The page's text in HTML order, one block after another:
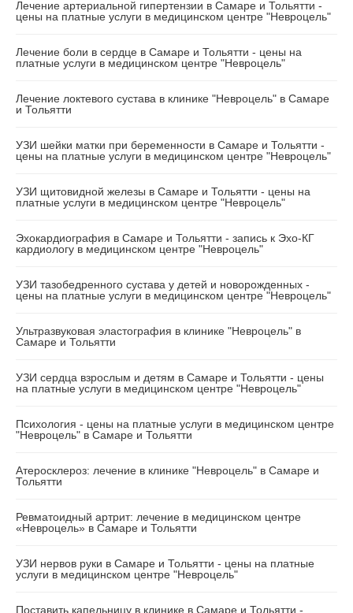
Лечение артериальной гипертензии в Самаре и Тольятти -
цены на платные услуги в медицинском центре "Невроцель"
Лечение боли в сердце в Самаре и Тольятти - цены на
платные услуги в медицинском центре "Невроцель"
Лечение локтевого сустава в клинике "Невроцель" в Самаре
и Тольятти
УЗИ шейки матки при беременности в Самаре и Тольятти -
цены на платные услуги в медицинском центре "Невроцель"
УЗИ щитовидной железы в Самаре и Тольятти - цены на
платные услуги в медицинском центре "Невроцель"
Эхокардиография в Самаре и Тольятти - запись к Эхо-КГ
кардиологу в медицинском центре "Невроцель"
УЗИ тазобедренного сустава у детей и новорожденных -
цены на платные услуги в медицинском центре "Невроцель"
Ультразвуковая эластография в клинике "Невроцель" в
Самаре и Тольятти
УЗИ сердца взрослым и детям в Самаре и Тольятти - цены
на платные услуги в медицинском центре "Невроцель"
Психология - цены на платные услуги в медицинском центре
"Невроцель" в Самаре и Тольятти
Атеросклероз: лечение в клинике "Невроцель" в Самаре и
Тольятти
Ревматоидный артрит: лечение в медицинском центре
«Невроцель» в Самаре и Тольятти
УЗИ нервов руки в Самаре и Тольятти - цены на платные
услуги в медицинском центре "Невроцель"
Поставить капельницу в клинике в Самаре и Тольятти -